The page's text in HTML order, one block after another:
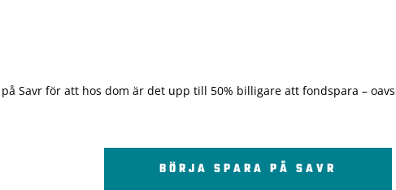
Savr för att hos dom är det upp till 50% billigare att fondspara –
BÖRJA SPARA PÅ SAVR